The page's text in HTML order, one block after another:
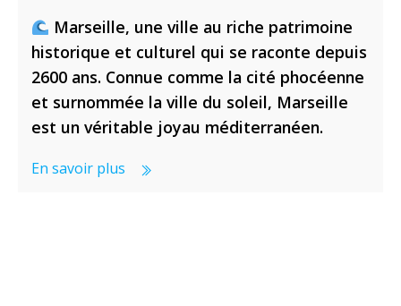
Marseille, une ville au riche patrimoine
historique et culturel qui se raconte depuis
2600 ans. Connue comme la cité phocéenne
et surnommée la ville du soleil, Marseille
est un véritable joyau méditerranéen.
En savoir plus